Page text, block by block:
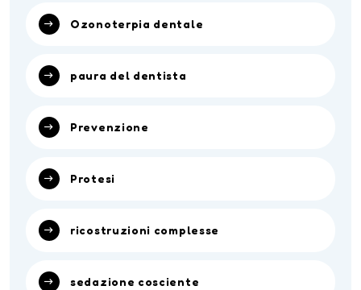
Ozonoterpia dentale
paura del dentista
Prevenzione
Protesi
ricostruzioni complesse
sedazione cosciente